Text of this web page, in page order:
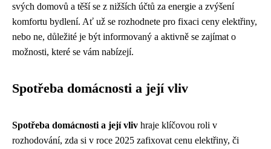
svých domovů a těší se z nižších účtů za energie a zvýšení
komfortu bydlení. Ať už se rozhodnete pro fixaci ceny elektřiny,
nebo ne, důležité je být informovaný a aktivně se zajímat o
možnosti, které se vám nabízejí.
Spotřeba domácnosti a její vliv
Spotřeba domácnosti a její vliv hraje klíčovou roli v
rozhodování, zda si v roce 2025 zafixovat cenu elektřiny, či